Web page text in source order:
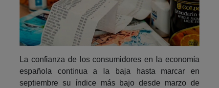
La confianza de los consumidores en la economía
española continua a la baja hasta marcar en
septiembre su índice más bajo desde marzo de